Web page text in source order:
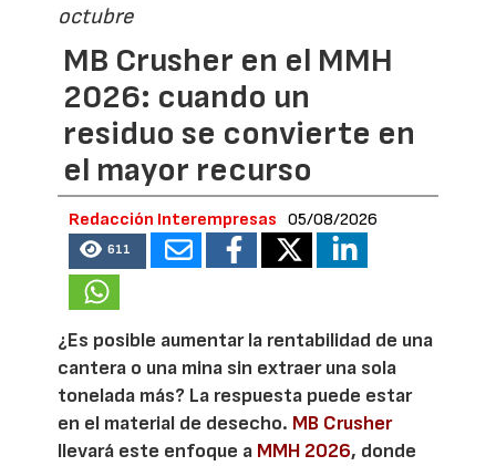
octubre
MB Crusher en el MMH
2026: cuando un
residuo se convierte en
el mayor recurso
Redacción Interempresas 05/08/2026
611
¿Es posible aumentar la rentabilidad de una
cantera o una mina sin extraer una sola
tonelada más? La respuesta puede estar
en el material de desecho. MB Crusher
llevará este enfoque a MMH 2026, donde